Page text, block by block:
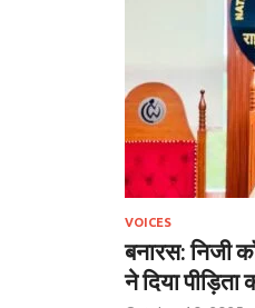
VOICES
बनारस:
ने दिया